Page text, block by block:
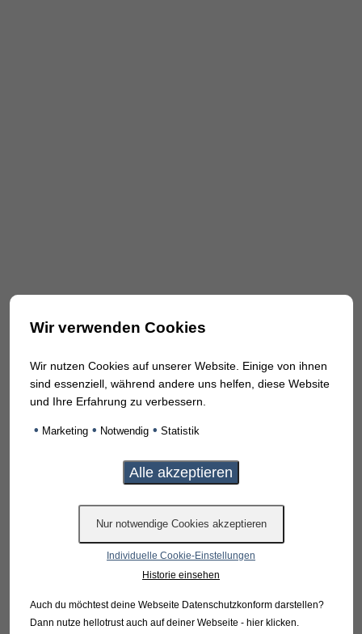
KONTAKT
Wir verwenden Cookies
Wir nutzen Cookies auf unserer Website. Einige von ihnen
sind essenziell, während andere uns helfen, diese Website
und Ihre Erfahrung zu verbessern.
• Marketing • Notwendig • Statistik
Individuelle Cookie-Einstellungen
Historie einsehen
Auch du möchtest deine Webseite Datenschutzkonform darstellen?
Dann nutze hellotrust auch auf deiner Webseite - hier klicken.